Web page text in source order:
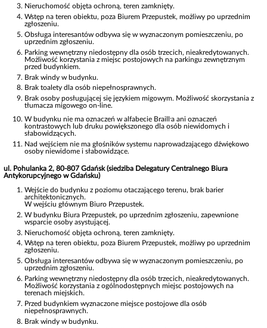
Nieruchomość objęta ochroną, teren zamknięty.
Wstęp na teren obiektu, poza Biurem Przepustek, możliwy po uprzednim
zgłoszeniu.
Obsługa interesantów odbywa się w wyznaczonym pomieszczeniu, po
uprzednim zgłoszeniu.
Parking wewnętrzny niedostępny dla osób trzecich, nieakredytowanych.
Możliwość korzystania z miejsc postojowych na parkingu zewnętrznym
przed budynkiem.
Brak windy w budynku.
Brak toalety dla osób niepełnosprawnych.
Brak osoby posługującej się językiem migowym. Możliwość skorzystania z
tłumacza migowego on-line.
W budynku nie ma oznaczeń w alfabecie Braill ,a ani oznaczeń
kontrastowych lub druku powiększonego dla osób niewidomych i
słabowidzących.
Nad wejściem nie ma głośników systemu naprowadzającego dźwiękowo
osoby niewidome i słabowidzące.
ul. Pohulanka 2, 80-807 Gdańsk (siedziba Delegatury Centralnego Biura
Antykorupcyjnego w Gdańsku)
Wejście do budynku z poziomu otaczającego terenu, brak barier
architektonicznych.
W wejściu głównym Biuro Przepustek.
W budynku Biura Przepustek, po uprzednim zgłoszeniu, zapewnione
wsparcie osoby asystującej.
Nieruchomość objęta ochroną, teren zamknięty.
Wstęp na teren obiektu, poza Biurem Przepustek, możliwy po uprzednim
zgłoszeniu.
Obsługa interesantów odbywa się w wyznaczonym pomieszczeniu, po
uprzednim zgłoszeniu.
Parking wewnętrzny niedostępny dla osób trzecich, nieakredytowanych.
Możliwość korzystania z ogólnodostępnych miejsc postojowych na
terenach miejskich.
Przed budynkiem wyznaczone miejsce postojowe dla osób
niepełnosprawnych.
Brak windy w budynku.